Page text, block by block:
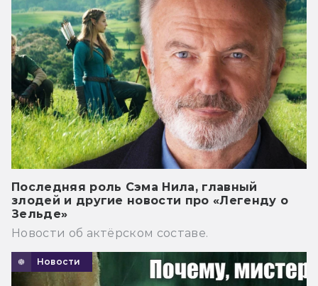
Последняя роль Сэма Нила, главный
злодей и другие новости про «Легенду о
Зельде»
Новости об актёрском составе.
Новости